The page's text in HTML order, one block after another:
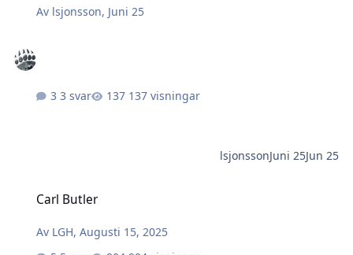
Av lsjonsson, Juni 25
3 svar 137 visningar
lsjonssonJuni 25Jun 25
Carl Butler
Av LGH,Augusti 15, 2025